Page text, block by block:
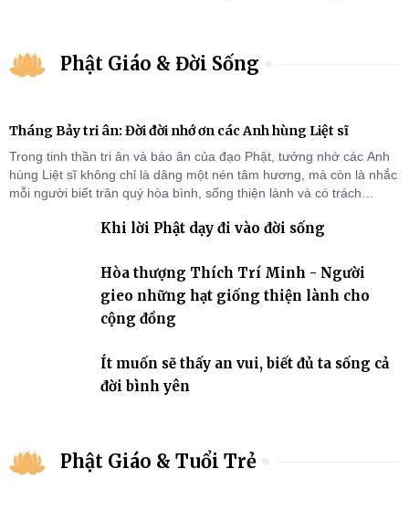
Phật Giáo & Đời Sống
Tháng Bảy tri ân: Đời đời nhớ ơn các Anh hùng Liệt sĩ
Trong tinh thần tri ân và báo ân của đạo Phật, tưởng nhớ các Anh
hùng Liệt sĩ không chỉ là dâng một nén tâm hương, mà còn là nhắc
mỗi người biết trân quý hòa bình, sống thiện lành và có trách
Khi lời Phật dạy đi vào đời sống
Hòa thượng Thích Trí Minh - Người
gieo những hạt giống thiện lành cho
cộng đồng
Ít muốn sẽ thấy an vui, biết đủ ta sống cả
đời bình yên
Phật Giáo & Tuổi Trẻ